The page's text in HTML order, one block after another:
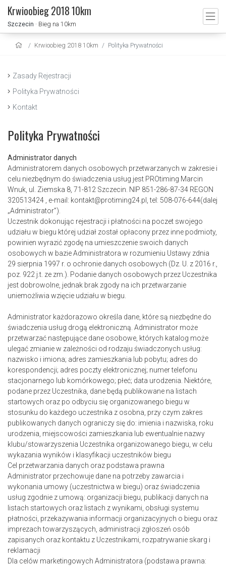
Krwioobieg 2018 10km
Szczecin · Bieg na 10km
Krwioobieg 2018 10km Polityka Prywatności
Zasady Rejestracji
Polityka Prywatności
Kontakt
Polityka Prywatności
Administrator danych
Administratorem danych osobowych przetwarzanych w zakresie i
celu niezbędnym do świadczenia usług jest PROtiming Marcin
Wnuk, ul. Ziemska 8, 71-812 Szczecin. NIP 851-286-87-34 REGON
320513424 , e-mail: kontakt@protiming24.pl, tel: 508-076-644(dalej
„Administrator”).
Uczestnik dokonując rejestracji i płatności na poczet swojego
udziału w biegu której udział został opłacony przez inne podmioty,
powinien wyrazić zgodę na umieszczenie swoich danych
osobowych w bazie Administratora w rozumieniu Ustawy zdnia
29 sierpnia 1997 r. o ochronie danych osobowych (Dz. U. z 2016 r.,
poz. 922 j.t. ze zm.). Podanie danych osobowych przez Uczestnika
jest dobrowolne, jednak brak zgody na ich przetwarzanie
uniemożliwia wzięcie udziału w biegu.
Administrator każdorazowo określa dane, które są niezbędne do
świadczenia usług drogą elektroniczną. Administrator może
przetwarzać następujące dane osobowe, których katalog może
ulegać zmianie w zależności od rodzaju świadczonych usług:
nazwisko i imiona; adres zamieszkania lub pobytu; adres do
korespondencji; adres poczty elektronicznej; numer telefonu
stacjonarnego lub komórkowego; płeć; data urodzenia. Niektóre,
podane przez Uczestnika, dane będą publikowane na listach
startowych oraz po odbyciu się organizowanego biegu w
stosunku do każdego uczestnika z osobna, przy czym zakres
publikowanych danych ograniczy się do: imienia i nazwiska, roku
urodzenia, miejscowości zamieszkania lub ewentualnie nazwy
klubu/stowarzyszenia Uczestnika organizowanego biegu, w celu
wykazania wyników i klasyfikacji uczestników biegu
Cel przetwarzania danych oraz podstawa prawna
Administrator przechowuje dane na potrzeby zawarcia i
wykonania umowy (uczestnictwa w biegu) oraz świadczenia
usług zgodnie z umową: organizacji biegu, publikacji danych na
listach startowych oraz listach z wynikami, obsługi systemu
płatności, przekazywania informacji organizacyjnych o biegu oraz
imprezach towarzyszących, administracji zgłoszeń osób
zapisanych oraz kontaktu z Uczestnikami, rozpatrywanie skarg i
reklamacji
Dla celów marketingowych Administratora (podstawa prawna: